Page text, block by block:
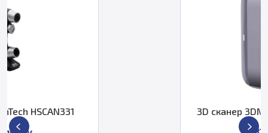
3D сканер 3DMakerpro Moose Lite